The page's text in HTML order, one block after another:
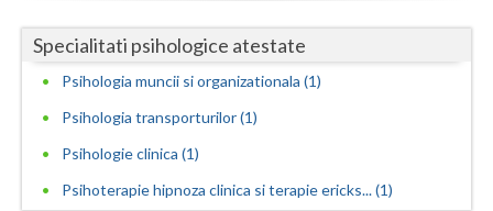
Timis
Tulcea
Valcea
Vaslui
Vrancea
Specialitati psihologice atestate
Psihologia muncii si organizationala (1)
Psihologia transporturilor (1)
Psihologie clinica (1)
Psihoterapie hipnoza clinica si terapie ericks... (1)